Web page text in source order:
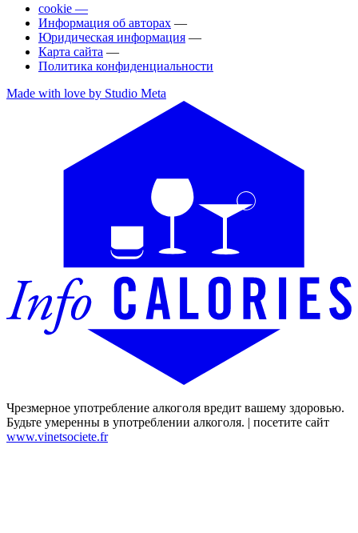
cookie —
Информация об авторах —
Юридическая информация —
Карта сайта —
Политика конфиденциальности
Made with love by Studio Meta
Чрезмерное употребление алкоголя вредит вашему здоровью.
Будьте умеренны в употреблении алкоголя. | посетите сайт
www.vinetsociete.fr